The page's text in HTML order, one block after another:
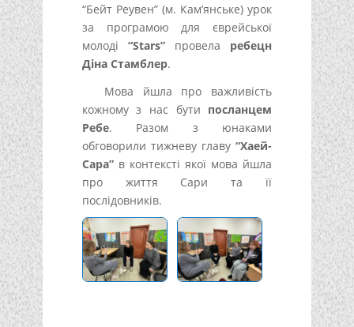
“Бейт Реувен” (м. Кам’янське) урок
за програмою для єврейської
молоді “Stars”провела ребецн
Діна Стамблер.
Мова йшла про важливість
кожному з нас бути посланцем
Ребе. Разом з юнаками
обговорили тижневу главу “Хаей-
Сара”в контексті якої мова йшла
про життя Сари та її
послідовників.